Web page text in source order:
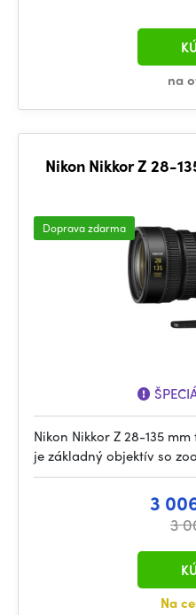
na
Nikon Nikkor Z 28-
Doprava zdarma
Nikon Nikkor Z 28-135
je základný objektív so
3
3
Na